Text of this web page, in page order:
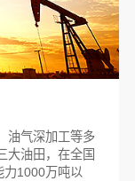
油气深加工等多
大油田，在全国
力1000万吨以